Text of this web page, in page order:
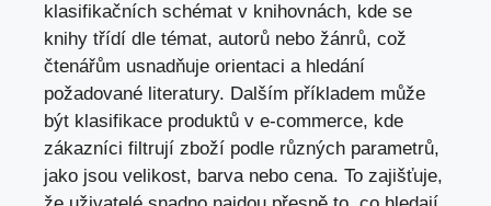
klasifikačních schémat v knihovnách, kde se
knihy třídí dle témat, autorů⁤ nebo žánrů, což
čtenářům usnadňuje orientaci a hledání
požadované literatury. Dalším příkladem může
být klasifikace ⁤produktů v e-commerce, kde
zákazníci filtrují zboží podle různých parametrů,
jako jsou velikost, barva nebo cena. To zajišťuje,